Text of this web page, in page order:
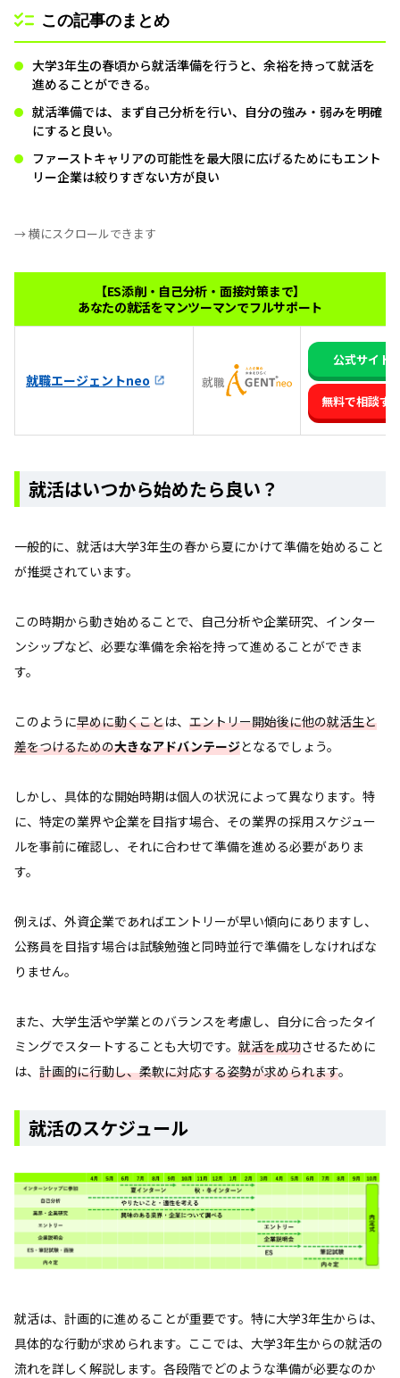
この記事のまとめ
大学3年生の春頃から就活準備を行うと、余裕を持って就活を
進めることができる。
就活準備では、まず自己分析を行い、自分の強み・弱みを明確
にすると良い。
ファーストキャリアの可能性を最大限に広げるためにもエント
リー企業は絞りすぎない方が良い
→ 横にスクロールできます
【ES添削・自己分析・面接対策まで】
あなたの就活をマンツーマンでフルサポート
就職エージェントneo
公式サイト
無料で相談す
就活はいつから始めたら良い？
一般的に、就活は大学3年生の春から夏にかけて準備を始めること
が推奨されています。
この時期から動き始めることで、自己分析や企業研究、インター
ンシップなど、必要な準備を余裕を持って進めることができま
す。
このように早めに動くことは、 エントリー開始後に他の就活生と
差をつけるための大きなアドバンテージとなるでしょう。
しかし、具体的な開始時期は個人の状況によって異なります。特
に、特定の業界や企業を目指す場合、その業界の採用スケジュー
ルを事前に確認し、それに合わせて準備を進める必要がありま
す。
例えば、外資企業であればエントリーが早い傾向にありますし、
公務員を目指す場合は試験勉強と同時並行で準備をしなければな
りません。
また、大学生活や学業とのバランスを考慮し、自分に合ったタイ
ミングでスタートすることも大切です。 就活を成功させるために
は、 計画的に行動し、柔軟に対応する姿勢が求められます。
就活のスケジュール
就活は、計画的に進めることが重要です。特に大学3年生からは、
具体的な行動が求められます。ここでは、大学3年生からの就活の
流れを詳しく解説します。各段階でどのような準備が必要なのか